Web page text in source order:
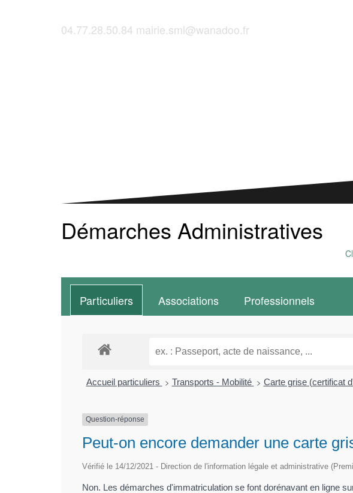
04.77.28.50.84 mairie.sml@wanadoo.fr
Démarches Administratives
Particuliers Associations Professionnels
Accueil particuliers > Transports - Mobilité > Carte grise (certificat
Question-réponse
Peut-on encore demander une carte
Vérifié le 14/12/2021 - Direction de l'information légale et administrative
Non. Les démarches d'immatriculation se font dorénavant en ligne